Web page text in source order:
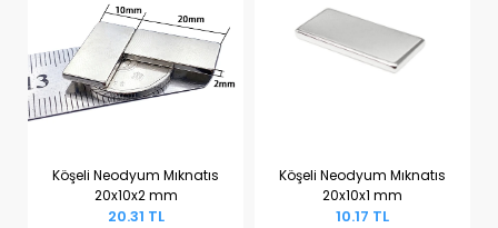
Sepete Ekle
Köşeli Neodyum Mıknatıs
20x10x2 mm
20.31 TL
Sepete Ekle
Köşeli Neodyum Mıknatıs
20x10x1 mm
10.17 TL